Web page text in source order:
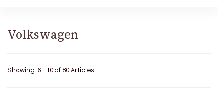
Volkswagen
Showing: 6 - 10 of 80 Articles